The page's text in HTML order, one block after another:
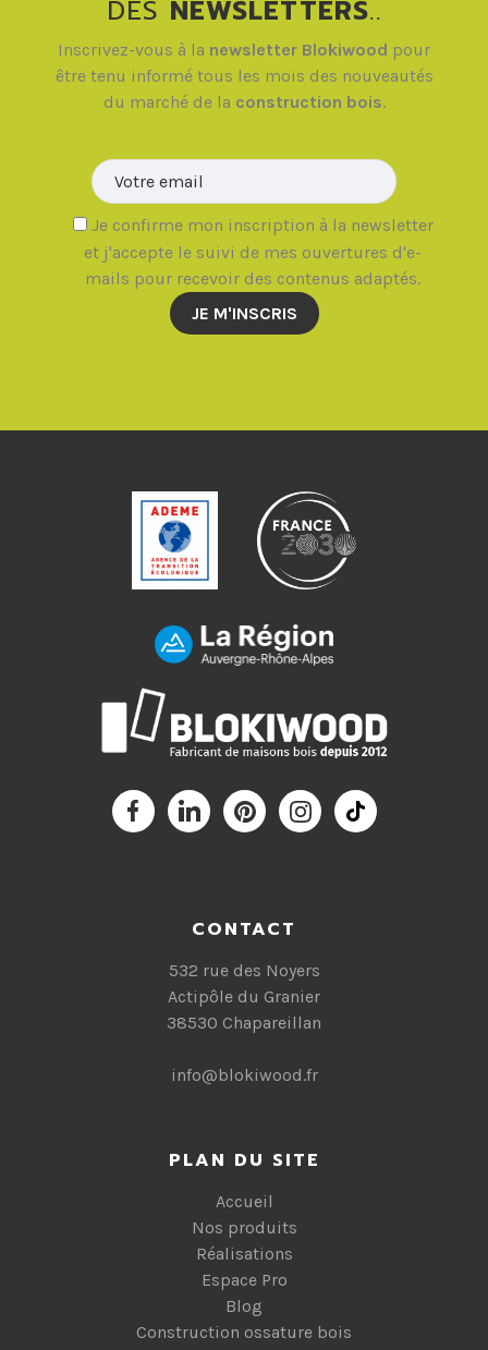
DES NEWSLETTERS..
Inscrivez-vous à la newsletter Blokiwood pour
être tenu informé tous les mois des nouveautés
du marché de la construction bois.
Veuillez
Je confirme mon inscription à la newsletter
et j'accepte le suivi de mes ouvertures d'e-
mails pour recevoir des contenus adaptés.
CONTACT
532 rue des Noyers
Actipôle du Granier
38530 Chapareillan
info@blokiwood.fr
PLAN DU SITE
Accueil
Nos produits
Réalisations
Espace Pro
Blog
Construction ossature bois